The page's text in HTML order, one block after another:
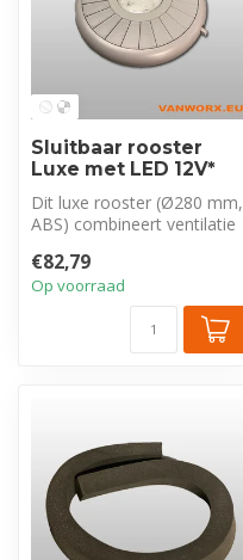
Sluitbaar rooster
Luxe met LED 12V*
Dit luxe rooster (Ø280 mm,
ABS) combineert ventilatie
€82,79
Op voorraad